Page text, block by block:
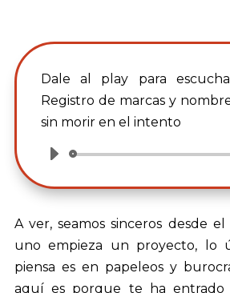
Dale al play para
Registro de marcas y
sin morir en el intento
Reproductor
audio
A ver, seamos sinceros desde
uno empieza un proyecto, lo
piensa es en papeleos y
aquí es porque te ha entrado